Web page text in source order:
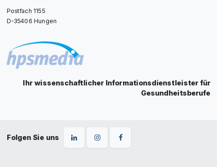
Postfach 1155
D-35406 Hungen
Ihr wissenschaftlicher Informationsdienstleister für
Gesundheitsberufe
Folgen Sie uns